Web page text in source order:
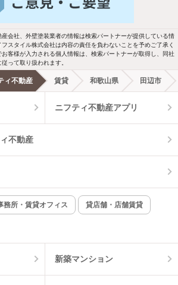
独立洗面台
都市ガス
オートロック
インターネット無料
会社、外壁塗装業者の情報は検索パートナーが提供している情
スタイル株式会社は内容の責任を負わないことを予めご了承く
客様が入力される個人情報は、検索パートナーが取得し、同社
って取り扱われます。
ィ不動産 賃貸 和歌山県 田辺市
ニフティ不動産アプリ
不動産
務所・賃貸オフィス 貸店舗・店舗賃貸
新築マンション